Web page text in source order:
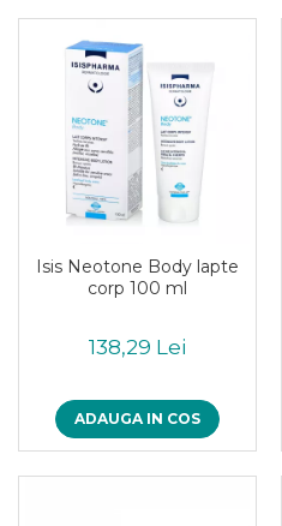
Masline bio
Pesto bio
Musli si terci
Fulgi din cereale bio
Musli bio
Terci bio
Orez bio si leguminoase
Legume bio in conserva
Paste bio din spelta
Paste bio fara gluten
Paste bio integrale
Isis Neotone Body lapte
corp 100 ml
138,29 Lei
ADAUGA IN COS